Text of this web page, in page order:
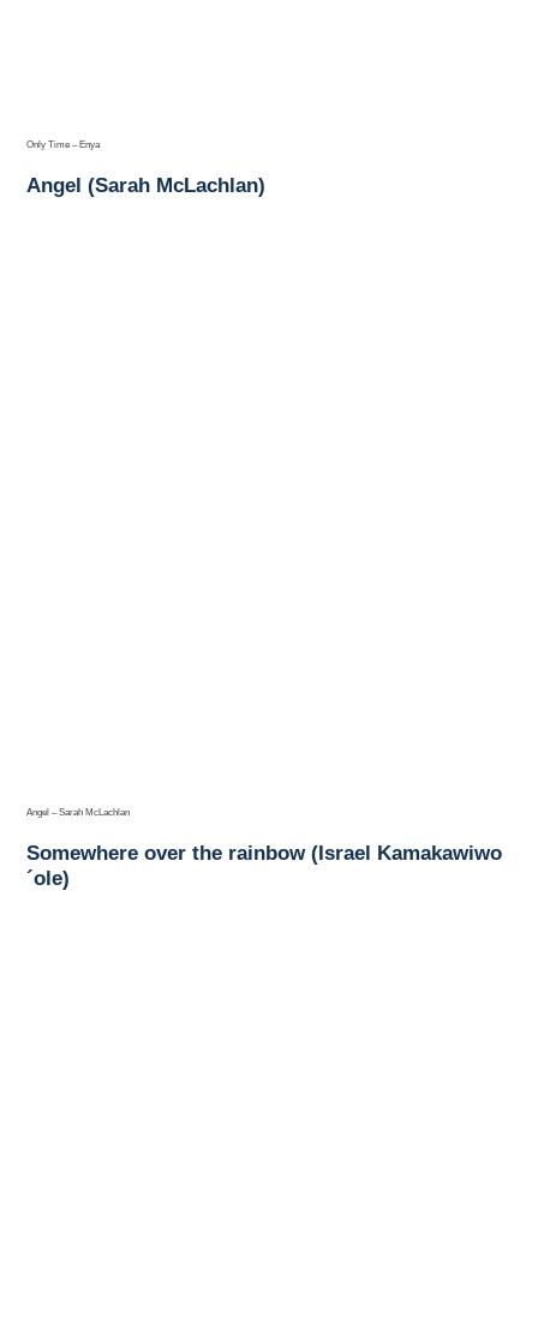
Only Time – Enya
Angel (Sarah McLachlan)
Angel – Sarah McLachlan
Somewhere over the rainbow (Israel Kamakawiwo
´ole)